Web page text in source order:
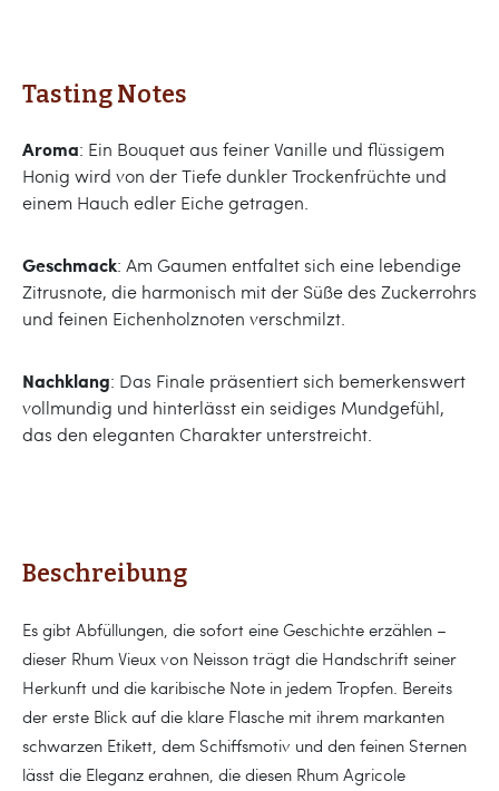
Tasting Notes
Aroma: Ein Bouquet aus feiner Vanille und flüssigem
Honig wird von der Tiefe dunkler Trockenfrüchte und
einem Hauch edler Eiche getragen.
Geschmack: Am Gaumen entfaltet sich eine lebendige
Zitrusnote, die harmonisch mit der Süße des Zuckerrohrs
und feinen Eichenholznoten verschmilzt.
Nachklang: Das Finale präsentiert sich bemerkenswert
vollmundig und hinterlässt ein seidiges Mundgefühl,
das den eleganten Charakter unterstreicht.
Beschreibung
Es gibt Abfüllungen, die sofort eine Geschichte erzählen –
dieser Rhum Vieux von Neisson trägt die Handschrift seiner
Herkunft und die karibische Note in jedem Tropfen. Bereits
der erste Blick auf die klare Flasche mit ihrem markanten
schwarzen Etikett, dem Schiffsmotiv und den feinen Sternen
lässt die Eleganz erahnen, die diesen Rhum Agricole